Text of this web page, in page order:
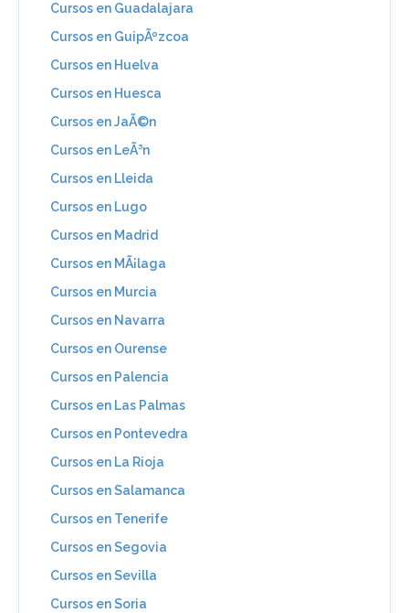
Cursos en Guadalajara
Cursos en GuipÃºzcoa
Cursos en Huelva
Cursos en Huesca
Cursos en JaÃ©n
Cursos en LeÃ³n
Cursos en Lleida
Cursos en Lugo
Cursos en Madrid
Cursos en MÃ¡laga
Cursos en Murcia
Cursos en Navarra
Cursos en Ourense
Cursos en Palencia
Cursos en Las Palmas
Cursos en Pontevedra
Cursos en La Rioja
Cursos en Salamanca
Cursos en Tenerife
Cursos en Segovia
Cursos en Sevilla
Cursos en Soria